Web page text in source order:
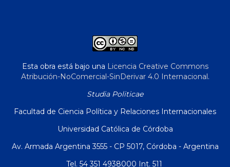
Esta obra está bajo una Licencia Creative Commons
Atribución-NoComercial-SinDerivar 4.0 Internacional.
Studia Politicae
Facultad de Ciencia Política y Relaciones Internacionales
Universidad Católica de Córdoba
Av. Armada Argentina 3555 - CP 5017, Córdoba - Argentina
Tel. 54 351 4938000 Int. 511